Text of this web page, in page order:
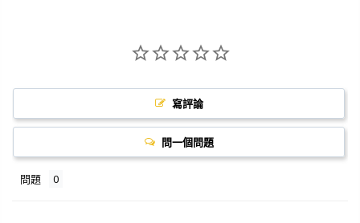
寫評論
問一個問題
問題